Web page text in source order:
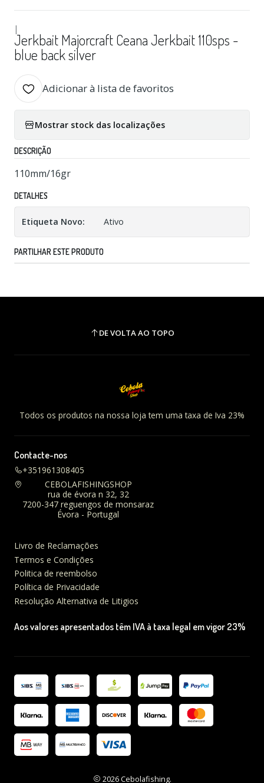
|
Jerkbait Majorcraft Ceana Jerkbait 110sps -
blue back silver
Adicionar à lista de favoritos
Mostrar stock das localizações
DESCRIÇÃO
110mm/16gr
DETALHES
Etiqueta Novo: Ativo
PARTILHAR ESTE PRODUTO
DE VOLTA AO TOPO
Todos os produtos na nossa loja tem uma taxa de Iva 23%
Contacte-nos
+351961308405
CEBOLAFISHINGSHOP
rua de évora n 32, 32
7200-347 reguengos de monsaraz
Évora - Portugal
Livro de Reclamações
Termos e Condições
Politica de reembolso
Política de Privacidade
Resolução Alternativa de Litigios
Aos valores apresentados têm IVA à taxa legal em vigor 23%
2026 Cebolafishing.